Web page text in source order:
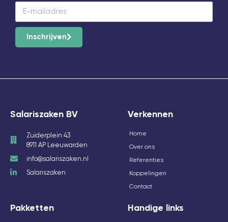
Inschrijven
Salariszaken BV
Zuiderplein 43
8911 AP Leeuwarden
info@salariszaken.nl
Salariszaken
Verkennen
Home
Over ons
Referenties
Koppelingen
Contact
Pakketten Handige links